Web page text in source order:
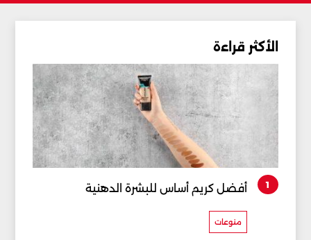
الأكثر قراءة
1 أفضل كريم أساس للبشرة الدهنية
منوعات